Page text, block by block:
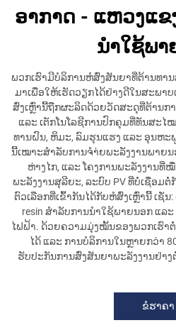
ອາກາດ - ແຫວງແຂ
ນຳໃຊ້ພ
ພວກເຮົາມີບໍລິການຫໍສົ່ງສັນຍາທີ່ຕ້ານທາ
ມາເພື່ອໃຫ້ເຮັດວຽກໄດ້ຢ່າງດີໃນສະພາ
ສົ່ງເຫຼົ່ານີ້ຖືກຜະລິດດ້ວຍວັດສະດຸທີ່ຕ້ານກ
ແລະ ເຕັກໂນໂລຊີການປົກຄຸມທີ່ທັນສະໄ
ທານຝົນ, ຫິມະ, ລົມຮຸນແຮງ ແລະ ອຸນຫະ
ນີ້ເໝາະສຳລັບການຈຳ່ຍພະລັງງານພາຍນ
ຫ່າງໄກ, ແລະ ໂຄງການພະລັງງານ
ພະລັງງານສຸລີຍະ, ລະບົບ PV ທີ່ບໍ່ເຊື່ອມ
ຕົວເລືອກທີ່ເຂົ້າກັນໄດ້ກັບຫໍສົ່ງເຫຼົ່ານີ້ ເຊັ່
resin ສຳລັບການນຳໃຊ້ພາຍນອກ ແລ
ໄຟຟ້າ. ດ້ວຍຄວາມມຸ່ງໝັ້ນຂອງພວກເຮົາ
ໄດ້ ແລະ ການບໍລິການໃນຫຼາຍກວ່າ
ຮັບປະກັນການສົ່ງສັນຍາພະລັງງານຢ່າ
ຂໍຮາຄາ